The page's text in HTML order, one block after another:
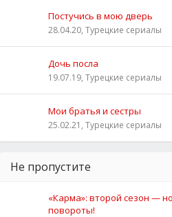
Постучись в мою дверь
28.04.20, Турецкие сериалы
Дочь посла
19.07.19, Турецкие сериалы
Мои братья и сестры
25.02.21, Турецкие сериалы
Не пропустите
«Карма»: второй сезон —
повороты!